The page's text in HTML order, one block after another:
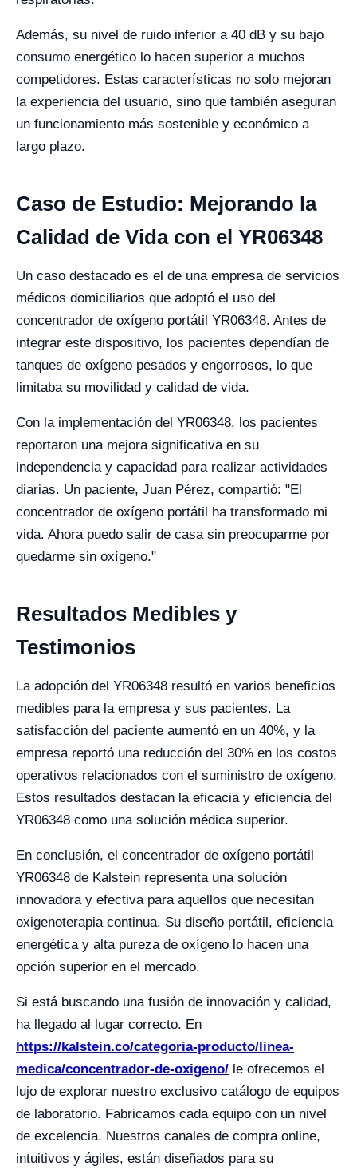
Además, su nivel de ruido inferior a 40 dB y su bajo
consumo energético lo hacen superior a muchos
competidores. Estas características no solo mejoran
la experiencia del usuario, sino que también aseguran
un funcionamiento más sostenible y económico a
largo plazo.
Caso de Estudio: Mejorando la
Calidad de Vida con el YR06348
Un caso destacado es el de una empresa de servicios
médicos domiciliarios que adoptó el uso del
concentrador de oxígeno portátil YR06348. Antes de
integrar este dispositivo, los pacientes dependían de
tanques de oxígeno pesados y engorrosos, lo que
limitaba su movilidad y calidad de vida.
Con la implementación del YR06348, los pacientes
reportaron una mejora significativa en su
independencia y capacidad para realizar actividades
diarias. Un paciente, Juan Pérez, compartió: "El
concentrador de oxígeno portátil ha transformado mi
vida. Ahora puedo salir de casa sin preocuparme por
quedarme sin oxígeno."
Resultados Medibles y
Testimonios
La adopción del YR06348 resultó en varios beneficios
medibles para la empresa y sus pacientes. La
satisfacción del paciente aumentó en un 40%, y la
empresa reportó una reducción del 30% en los costos
operativos relacionados con el suministro de oxígeno.
Estos resultados destacan la eficacia y eficiencia del
YR06348 como una solución médica superior.
En conclusión, el concentrador de oxígeno portátil
YR06348 de Kalstein representa una solución
innovadora y efectiva para aquellos que necesitan
oxigenoterapia continua. Su diseño portátil, eficiencia
energética y alta pureza de oxígeno lo hacen una
opción superior en el mercado.
Si está buscando una fusión de innovación y calidad,
ha llegado al lugar correcto. En
https://kalstein.co/categoria-producto/linea-
medica/concentrador-de-oxigeno/ le ofrecemos el
lujo de explorar nuestro exclusivo catálogo de equipos
de laboratorio. Fabricamos cada equipo con un nivel
de excelencia. Nuestros canales de compra online,
intuitivos y ágiles, están diseñados para su